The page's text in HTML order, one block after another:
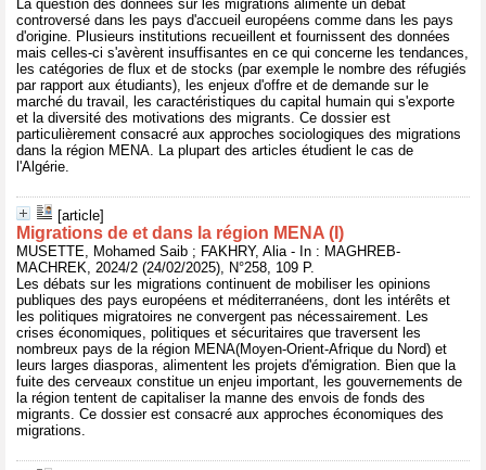
La question des données sur les migrations alimente un débat
controversé dans les pays d'accueil européens comme dans les pays
d'origine. Plusieurs institutions recueillent et fournissent des données
mais celles-ci s'avèrent insuffisantes en ce qui concerne les tendances,
les catégories de flux et de stocks (par exemple le nombre des réfugiés
par rapport aux étudiants), les enjeux d'offre et de demande sur le
marché du travail, les caractéristiques du capital humain qui s'exporte
et la diversité des motivations des migrants. Ce dossier est
particulièrement consacré aux approches sociologiques des migrations
dans la région MENA. La plupart des articles étudient le cas de
l'Algérie.
[article]
Migrations de et dans la région MENA (I)
MUSETTE, Mohamed Saib ; FAKHRY, Alia - In : MAGHREB-
MACHREK, 2024/2 (24/02/2025), N°258, 109 P.
Les débats sur les migrations continuent de mobiliser les opinions
publiques des pays européens et méditerranéens, dont les intérêts et
les politiques migratoires ne convergent pas nécessairement. Les
crises économiques, politiques et sécuritaires que traversent les
nombreux pays de la région MENA(Moyen-Orient-Afrique du Nord) et
leurs larges diasporas, alimentent les projets d'émigration. Bien que la
fuite des cerveaux constitue un enjeu important, les gouvernements de
la région tentent de capitaliser la manne des envois de fonds des
migrants. Ce dossier est consacré aux approches économiques des
migrations.